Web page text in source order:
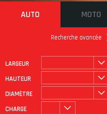
AUTO MOTO
Recherche avancée
LARGEUR
HAUTEUR
DIAMÈTRE
CHARGE